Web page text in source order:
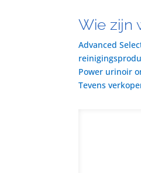
Wie zijn
Advanced
Power urinoir
Tevens